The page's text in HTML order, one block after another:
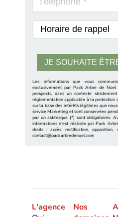
Les informations que vous
exclusivement par Pack Arbre de
prospects, dans un contexte
réglementation applicable à la protection
sur la base des intérêts légitimes que
service Marketing et sont conservées
par un astérisque (*) sont obligatoires.
informations n’est réalisée par Pack
droits : accès, rectification, opposition,
contact@packarbredenoel.com
L'agence
Nos